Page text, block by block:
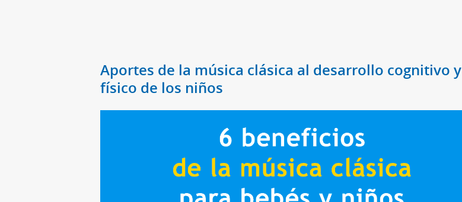
Aportes de la música clásica al desarrollo cognitivo y
físico de los niños